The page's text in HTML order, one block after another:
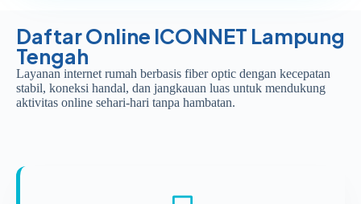
Daftar Online ICONNET Lampung
Tengah
Layanan internet rumah berbasis fiber optic dengan kecepatan
stabil, koneksi handal, dan jangkauan luas untuk mendukung
aktivitas online sehari-hari tanpa hambatan.